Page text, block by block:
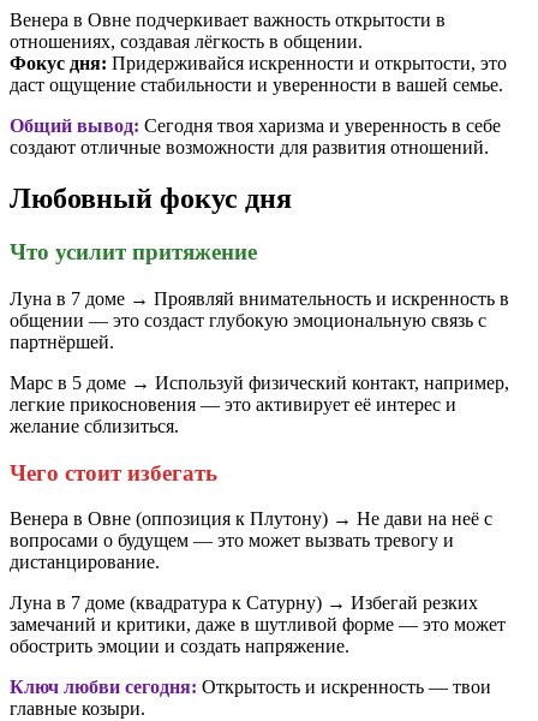
Венера в Овне подчеркивает важность открытости в
отношениях, создавая лёгкость в общении.
Фокус дня: Придерживайся искренности и открытости, это
даст ощущение стабильности и уверенности в вашей семье.
Общий вывод: Сегодня твоя харизма и уверенность в себе
создают отличные возможности для развития отношений.
Любовный фокус дня
Что усилит притяжение
Луна в 7 доме → Проявляй внимательность и искренность в
общении — это создаст глубокую эмоциональную связь с
партнёршей.
Марс в 5 доме → Используй физический контакт, например,
легкие прикосновения — это активирует её интерес и
желание сблизиться.
Чего стоит избегать
Венера в Овне (оппозиция к Плутону) → Не дави на неё с
вопросами о будущем — это может вызвать тревогу и
дистанцирование.
Луна в 7 доме (квадратура к Сатурну) → Избегай резких
замечаний и критики, даже в шутливой форме — это может
обострить эмоции и создать напряжение.
Ключ любви сегодня: Открытость и искренность — твои
главные козыри.